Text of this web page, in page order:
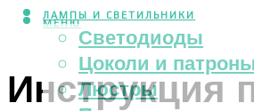
ЛАМПЫ И СВЕТИЛЬНИКИ
Светодиоды
Цоколи и
Люстры
МЕНЮ
Инструкция